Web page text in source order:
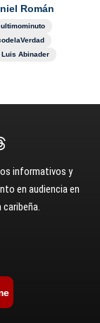
Román
Luis Abinader
informativos y
en audiencia en